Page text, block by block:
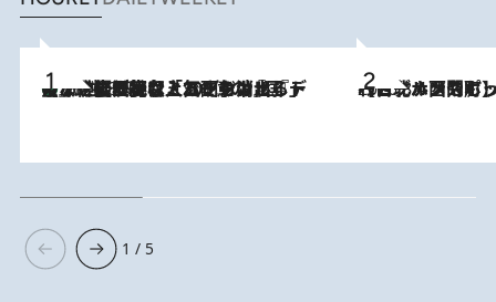
2026.8.5
【なぜ吉沢亮は「気配を消せる」のか？】興行収入208億の『国宝』を経て挑むミュージカル『ディア・エヴァン・ハンセン』。トップ俳優が舞台上でさらけ出した“孤独”とは 2026.8.4
【台北・西門町】台湾旅行で行くべきグルメスポット7選《濃厚ルーローハンやもっちり粽、サクふわドーナツも》
1 / 5